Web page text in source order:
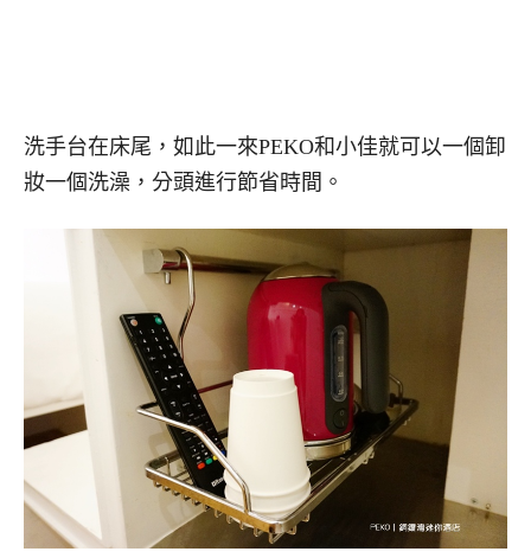
洗手台在床尾，如此一來PEKO和小佳就可以一個卸
妝一個洗澡，分頭進行節省時間。